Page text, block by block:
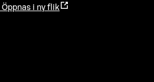
Öppnas i ny flik